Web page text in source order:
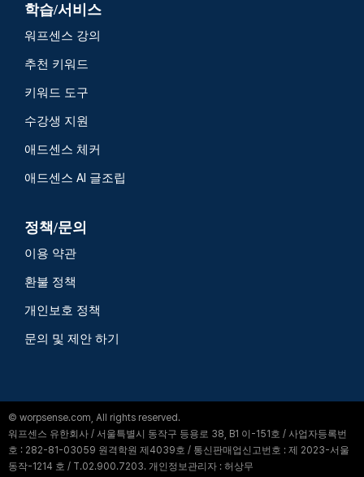
학습/서비스
워프센스 강의
추천 키워드
키워드 도구
수강생 지원
애드센스 체커
애드센스 AI 글조립
정책/문의
이용 약관
환불 정책
개인보호 정책
문의 및 제안 하기
© worpsense.com, All rights reserved.
워프센스 유한회사 / 서울특별시 동작구 등용로 38, B1 이-151호 / 사업자등록번
호 : 282-81-03059 원격학원 제4039호 / 통신판매업신고번호 : 제 2023-서울
동작-1214 호 / T.02.900.7203. 개인정보관리자 : 허상무